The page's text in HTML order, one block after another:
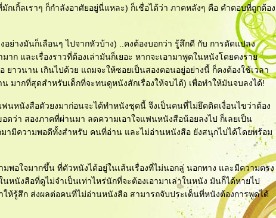
กิ้ลเราๆ ก็กำลังอาศัยอยู่นี่แหละ) ก็เชื่อได้ว่า ภาคหลังๆ คือ คำตอบที่ถูกต้อง
างมันก็เลือนๆ ไปจากหัวบ้าง) ..คงต้องบอกว่า รู้สึกดี กับ การดัดแปลง
ก และเรื่องราวที่ต้องเล่ามันก็เยอะ หากจะเอามาพูดในหนังโดยคงรา
ยาวนาน เกินไปด้วย แถมจะให้ซอยเป็นสองตอนอยู่อย่างนี้ ก็คงต้องใช้เวลา
มากที่สุดสำหรับเด็กที่จะทนดูหนังสักเรื่องให้จบได้) เพื่อทำให้มันจบลงได้!
ฟนหนังสือตัวยงมาก่อนจะได้ทำหนังชุดนี้ จึงเป็นคนที่ไม่ยึดติดเงื่อนไขว่าต้อง
ว่า สองภาคที่ผ่านมา ลดความเอาใจแฟนหนังสือน้อยลงไป ก็เลยเป็น
ามีความพอดีทั้งสำหรับ คนที่อ่าน และไม่อ่านหนังสือ ยังสนุกไปได้โดยพร้อม
อใจมากขึ้น ที่ตัวหนังได้อยู่ในเส้นเรื่องที่ไม่นอกลู่ นอกทาง และมีความตรง
หนังสือที่ดูไม่จำเป็นเท่าไหร่นักที่จะต้องเอามาเล่าในหนัง มันก็ได้หายไป
ให้รู้สึก ส่งผลต่อคนที่ไม่อ่านหนังสือ สามารถจับประเด็นที่หนังต้องการพูดได้